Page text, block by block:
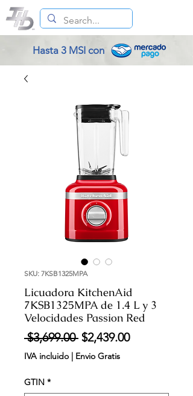
Hasta 3 MSI con
SKU: 7KSB1325MPA
Licuadora KitchenAid
7KSB1325MPA de 1.4 L y 3
Velocidades Passion Red
$3,699.00 Precio
$2,439.00Precio
IVA incluido Envio Gratis
GTIN *